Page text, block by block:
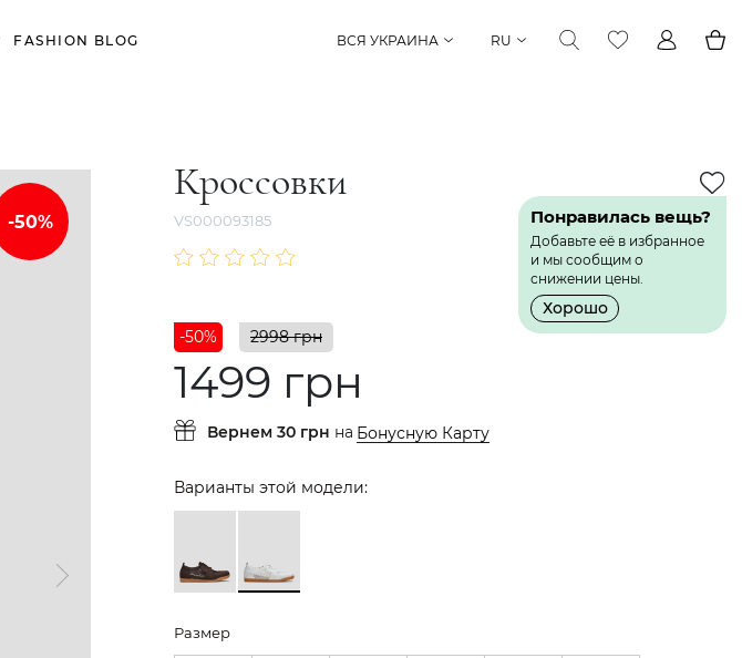
FASHION BLOG ВСЯ УКРАИНА RU
Кроссовки
VS000093185 Понравилась вещь?
Добавьте её в избранное
и мы сообщим о
снижении цены.
Хорошо
-50%
2998 грн
1499 грн
Вернем 30 грн на Бонусную Карту
Варианты этой модели:
Размер